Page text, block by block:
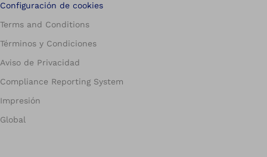
Configuración de cookies
Terms and Conditions
Términos y Condiciones
Aviso de Privacidad
Compliance Reporting System
Impresión
Global